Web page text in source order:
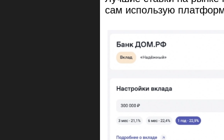
сам использую